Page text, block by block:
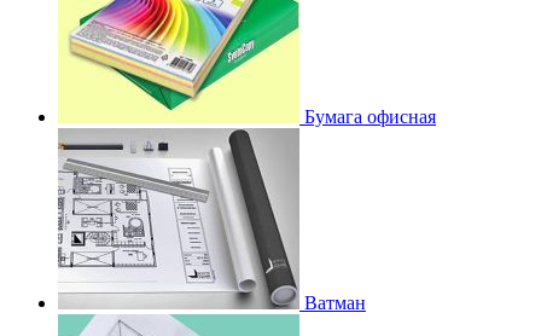
Бумага офисная
Ватман